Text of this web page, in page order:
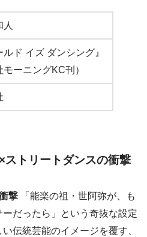
ド イズ ダンシング』
モーニングKC刊）
ストリートダンスの衝撃
撃 「能楽の祖・世阿弥が、も
だったら」という奇抜な設定
伝統芸能のイメージを覆す、